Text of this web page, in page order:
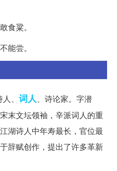
食粱。
能尝。
、 词人、诗论家。字潜
末文坛领袖，辛派词人的重
湖诗人中年寿最长，官位最
辞赋创作，提出了许多革新